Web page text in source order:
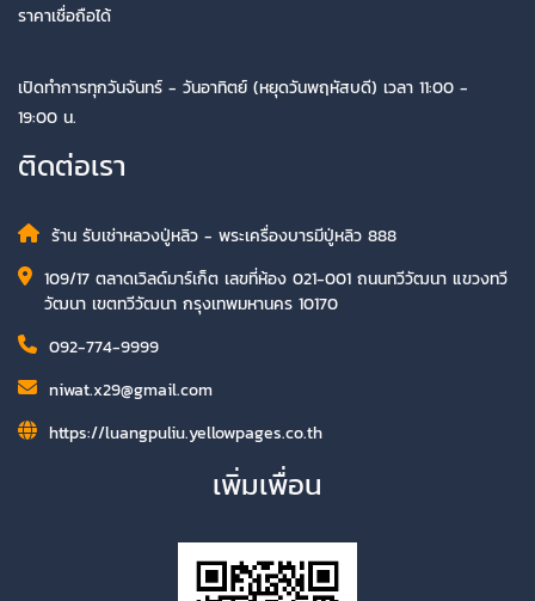
ราคาเชื่อถือได้
เปิดทำการทุกวันจันทร์ - วันอาทิตย์ (หยุดวันพฤหัสบดี) เวลา 11:00 -
19:00 น.
ติดต่อเรา
ร้าน รับเช่าหลวงปู่หลิว - พระเครื่องบารมีปู่หลิว 888
109/17 ตลาดเวิลด์มาร์เก็ต เลขที่ห้อง 021-001 ถนนทวีวัฒนา แขวงทวี
วัฒนา เขตทวีวัฒนา กรุงเทพมหานคร 10170
092-774-9999
niwat.x29@gmail.com
https://luangpuliu.yellowpages.co.th
เพิ่มเพื่อน